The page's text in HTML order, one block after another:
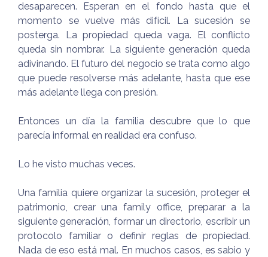
desaparecen. Esperan en el fondo hasta que el
momento se vuelve más difícil. La sucesión se
posterga. La propiedad queda vaga. El conflicto
queda sin nombrar. La siguiente generación queda
adivinando. El futuro del negocio se trata como algo
que puede resolverse más adelante, hasta que ese
más adelante llega con presión.
Entonces un día la familia descubre que lo que
parecía informal en realidad era confuso.
Lo he visto muchas veces.
Una familia quiere organizar la sucesión, proteger el
patrimonio, crear una family office, preparar a la
siguiente generación, formar un directorio, escribir un
protocolo familiar o definir reglas de propiedad.
Nada de eso está mal. En muchos casos, es sabio y